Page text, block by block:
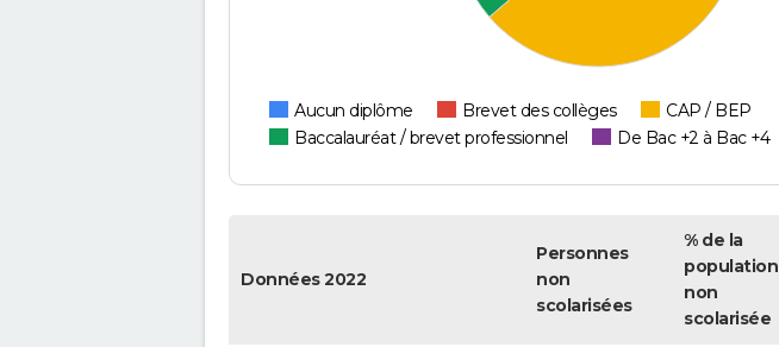
Aucun diplôme Brevet des collèges
CAP / BEP
Baccalauréat / brevet professionnel
De Bac +2 à Bac +4
Données 2022
Personnes
non
scolarisées
% de la
population
non
scolarisée